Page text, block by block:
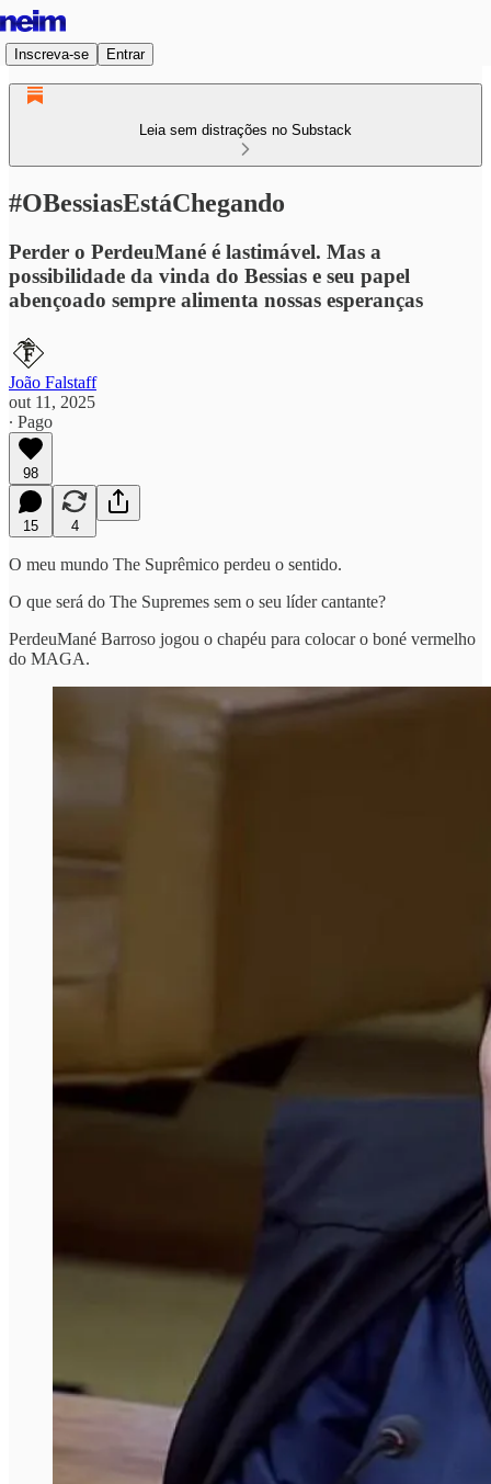
Inscreva-se Entrar
Leia sem distrações no Substack
#OBessiasEstáChegando
Perder o PerdeuMané é lastimável. Mas a
possibilidade da vinda do Bessias e seu papel
abençoado sempre alimenta nossas esperanças
João Falstaff
out 11, 2025
∙ Pago
98
15 4
O meu mundo The Suprêmico perdeu o sentido.
O que será do The Supremes sem o seu líder cantante?
PerdeuMané Barroso jogou o chapéu para colocar o boné vermelho
do MAGA.